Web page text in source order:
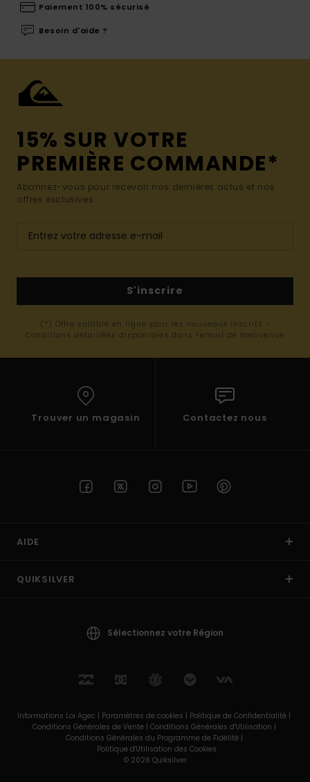
Paiement 100% sécurisé
Besoin d'aide ?
15% SUR VOTRE
PREMIÈRE COMMANDE*
Abonnez-vous pour recevoir nos dernières actus et nos
offres exclusives.
S'inscrire
(*) Offre valable en ligne pour les nouveaux inscrits -
Conditions détaillées disponibles dans l'email de bienvenue
Trouver un magasin Contactez nous
AIDE
QUIKSILVER
Sélectionnez votre Région
Informations Loi Agec | Paramètres de cookies | Politique de Confidentialité |
Conditions Générales de Vente | Conditions Générales d'Utilisation |
Conditions Générales du Programme de Fidélité |
Politique d'Utilisation des Cookies
© 2026 Quiksilver